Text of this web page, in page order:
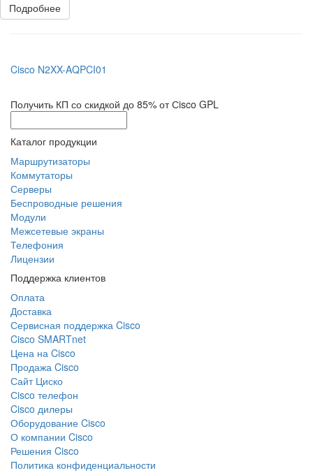
Подробнее
Cisco N2XX-AQPCI01
Получить КП со скидкой до 85% от Сisco GPL
Каталог продукции
Маршрутизаторы
Коммутаторы
Серверы
Беспроводные решения
Модули
Межсетевые экраны
Телефония
Лицензии
Поддержка клиентов
Оплата
Доставка
Сервисная поддержка Cisco
Cisco SMARTnet
Цена на Cisco
Продажа Cisco
Сайт Циско
Сisco телефон
Cisco дилеры
Оборудование Cisco
О компании Cisco
Решения Cisco
Политика конфиденциальности